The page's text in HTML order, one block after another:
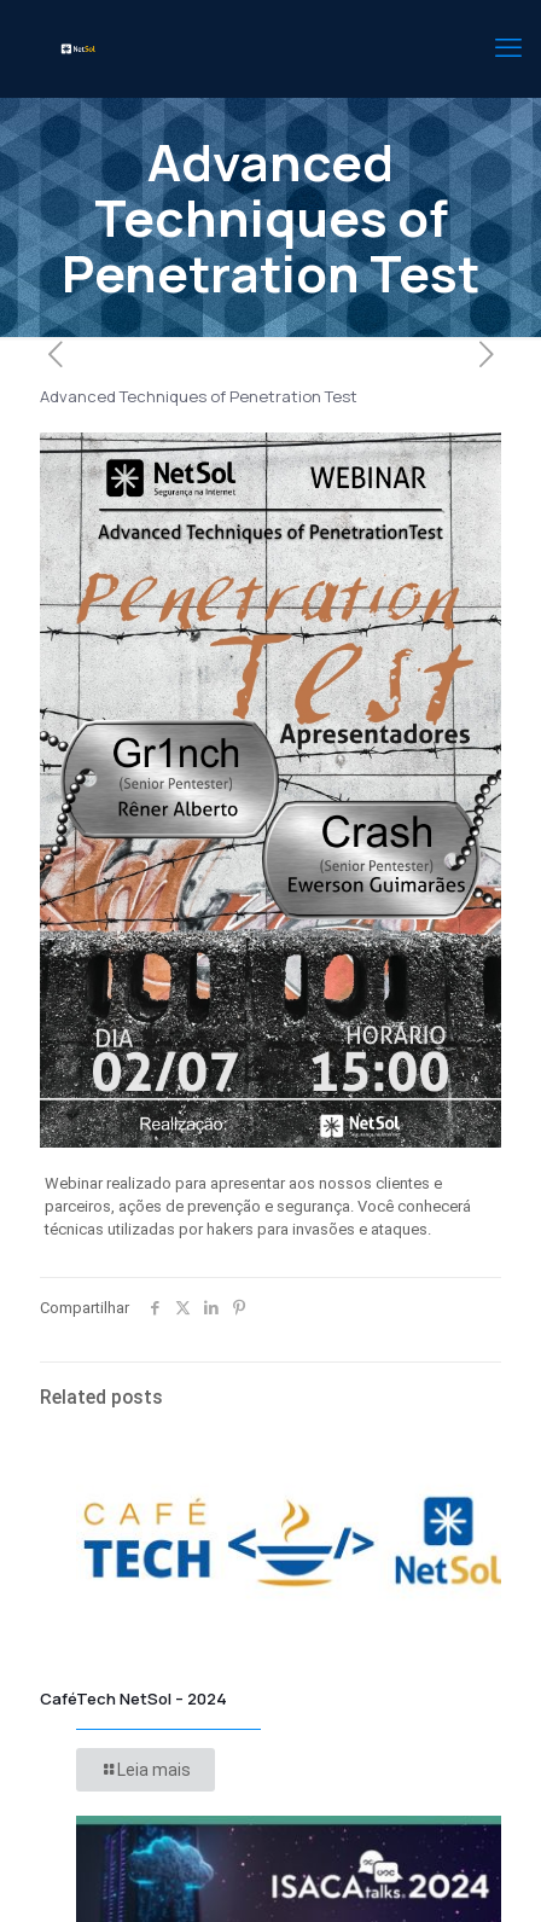
Advanced
Techniques of
Penetration Test
Advanced Techniques of Penetration Test
Webinar realizado para apresentar aos nossos clientes e
parceiros, ações de prevenção e segurança. Você conhecerá
técnicas utilizadas por hakers para invasões e ataques.
Compartilhar
Related posts
CaféTech NetSol – 2024
Leia mais